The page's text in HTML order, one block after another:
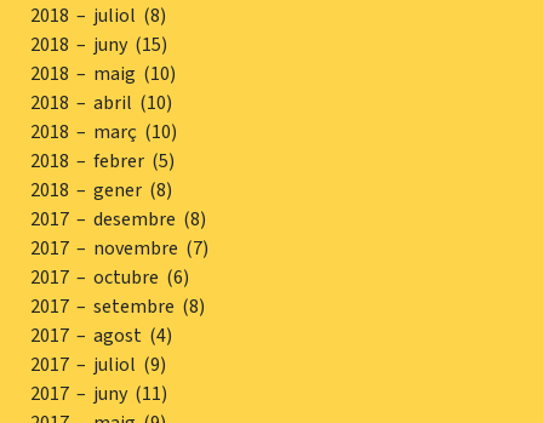
2018 – juliol (8)
2018 – juny (15)
2018 – maig (10)
2018 – abril (10)
2018 – març (10)
2018 – febrer (5)
2018 – gener (8)
2017 – desembre (8)
2017 – novembre (7)
2017 – octubre (6)
2017 – setembre (8)
2017 – agost (4)
2017 – juliol (9)
2017 – juny (11)